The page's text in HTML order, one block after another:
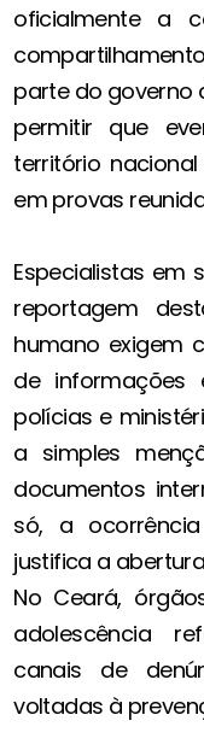
oficialmente a
parte do governo
permitir que
território
em provas
Especialistas em
reportagem
humano exigem
de informações
polícias e
a simples
documentos
só, a
justifica a
No Ceará,
adolescência
canais de
voltadas à